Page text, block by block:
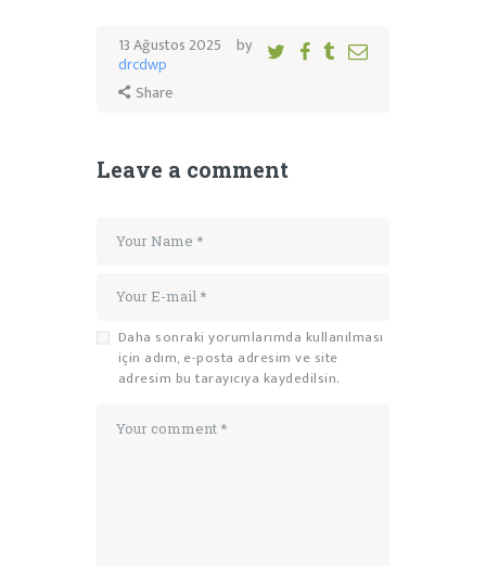
13 Ağustos 2025 by
drcdwp
Share
Leave a comment
Daha sonraki yorumlarımda kullanılması
için adım, e-posta adresim ve site
adresim bu tarayıcıya kaydedilsin.